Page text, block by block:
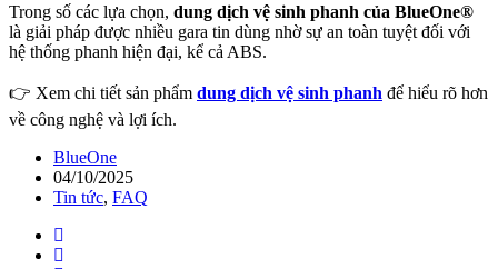
Trong số các lựa chọn, dung dịch vệ sinh phanh của BlueOne®
là giải pháp được nhiều gara tin dùng nhờ sự an toàn tuyệt đối với
hệ thống phanh hiện đại, kể cả ABS.
👉 Xem chi tiết sản phẩm dung dịch vệ sinh phanh để hiểu rõ hơn
về công nghệ và lợi ích.
BlueOne
04/10/2025
Tin tức, FAQ